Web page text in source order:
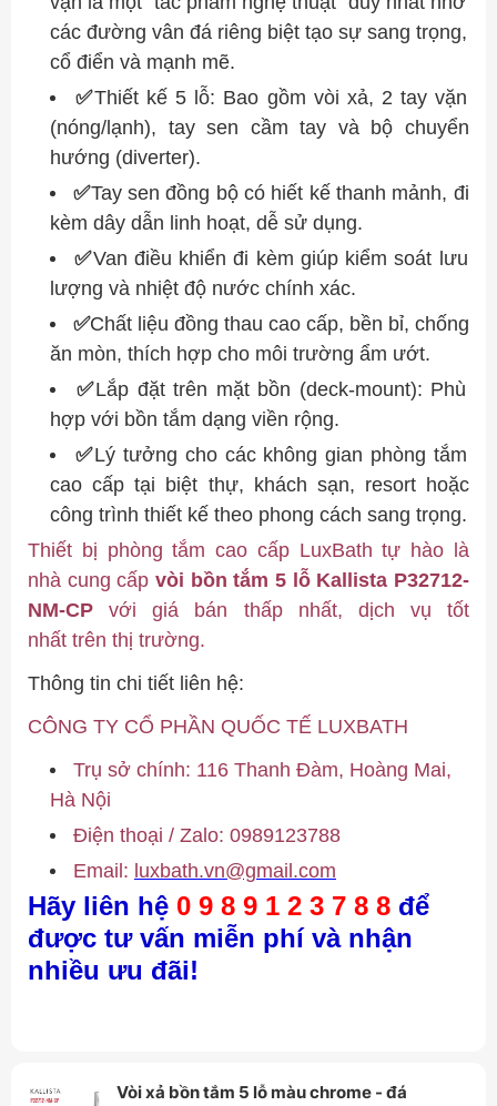
các đường vân đá riêng biệt tạo sự sang trọng,
cổ điển và mạnh mẽ.
✅Thiết kế 5 lỗ: Bao gồm vòi xả, 2 tay vặn
(nóng/lạnh), tay sen cầm tay và bộ chuyển
hướng (diverter).
✅Tay sen đồng bộ có hiết kế thanh mảnh, đi
kèm dây dẫn linh hoạt, dễ sử dụng.
✅Van điều khiển đi kèm giúp kiểm soát lưu
lượng và nhiệt độ nước chính xác.
✅Chất liệu đồng thau cao cấp, bền bỉ, chống
ăn mòn, thích hợp cho môi trường ẩm ướt.
✅Lắp đặt trên mặt bồn (deck-mount): Phù
hợp với bồn tắm dạng viền rộng.
✅Lý tưởng cho các không gian phòng tắm
cao cấp tại biệt thự, khách sạn, resort hoặc
công trình thiết kế theo phong cách sang trọng.
Thiết bị phòng tắm cao cấp LuxBath tự hào là
nhà cung cấp vòi bồn tắm 5 lỗ Kallista P32712-
NM-CPvới giá bán thấp nhất, dịch vụ tốt
nhất trên thị trường.
Thông tin chi tiết liên hệ:
CÔNG TY CỔ PHẦN QUỐC TẾ LUXBATH
Trụ sở chính: 116 Thanh Đàm, Hoàng Mai,
Hà Nội
Điện thoại / Zalo: 0989123788
Email: luxbath.vn@gmail.com
Hãy liên hệ 0 9 8 9 1 2 3 7 8 8 để
được tư vấn miễn phí và nhận
nhiều ưu đãi!
Vòi xả bồn tắm 5 lỗ màu chrome - đá